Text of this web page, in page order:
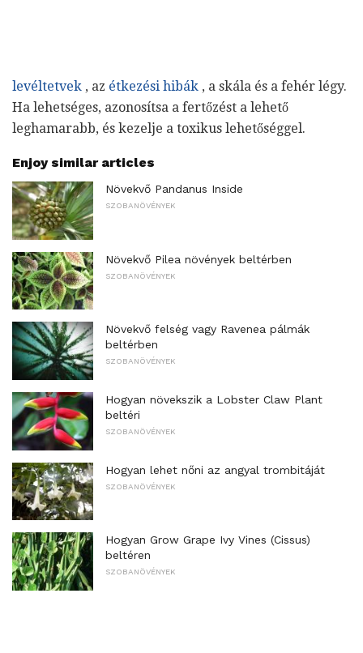
levéltetvek , az étkezési hibák , a skála és a fehér légy.
Ha lehetséges, azonosítsa a fertőzést a lehető
leghamarabb, és kezelje a toxikus lehetőséggel.
Enjoy similar articles
Növekvő Pandanus Inside
SZOBANÖVÉNYEK
Növekvő Pilea növények beltérben
SZOBANÖVÉNYEK
Növekvő felség vagy Ravenea pálmák
beltérben
SZOBANÖVÉNYEK
Hogyan növekszik a Lobster Claw Plant
beltéri
SZOBANÖVÉNYEK
Hogyan lehet nőni az angyal trombitáját
SZOBANÖVÉNYEK
Hogyan Grow Grape Ivy Vines (Cissus)
beltéren
SZOBANÖVÉNYEK